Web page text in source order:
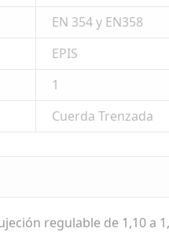
EN 354 y EN358
EPIS
1
Cuerda Trenzada
regulable de 1,10 a